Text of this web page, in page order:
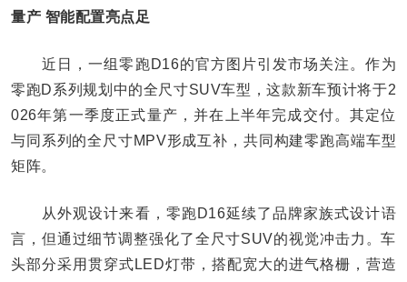
量产 智能配置亮点足
近日，一组零跑D16的官方图片引发市场关注。作为
零跑D系列规划中的全尺寸SUV车型，这款新车预计将于2
026年第一季度正式量产，并在上半年完成交付。其定位
与同系列的全尺寸MPV形成互补，共同构建零跑高端车型
矩阵。
从外观设计来看，零跑D16延续了品牌家族式设计语
言，但通过细节调整强化了全尺寸SUV的视觉冲击力。车
头部分采用贯穿式LED灯带，搭配宽大的进气格栅，营造